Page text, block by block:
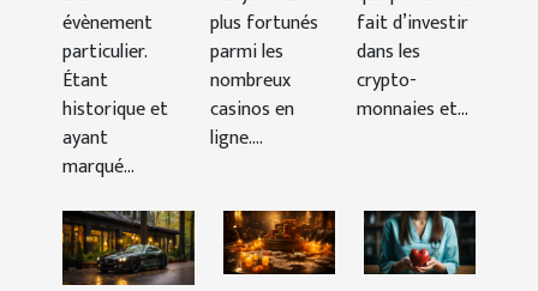
évènement
particulier.
Étant
historique et
ayant
marqué...
plus fortunés
parmi les
nombreux
casinos en
ligne....
débutant ?
fait d’investir
dans les
crypto-
monnaies et...